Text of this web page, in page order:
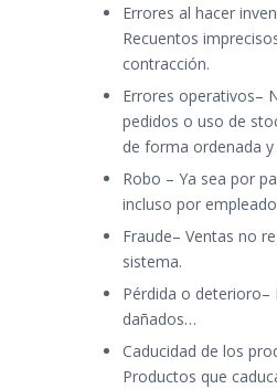
Errores al hacer
Recuentos
contracción.
Errores operativos–
pedidos o uso de
de forma ordenada y
Robo – Ya sea por
incluso por
Fraude– Ventas no
sistema.
Pérdida o deterioro–
dañados…
Caducidad de los
Productos que